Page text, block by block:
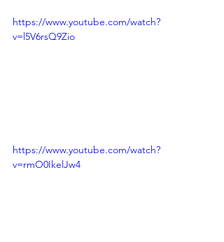
https://www.youtube.com/watch?
v=l5V6rsQ9Zio
https://www.youtube.com/watch?
v=rmO0IkelJw4